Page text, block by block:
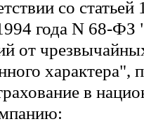
со статьей
года N 68-
от
характера",
в